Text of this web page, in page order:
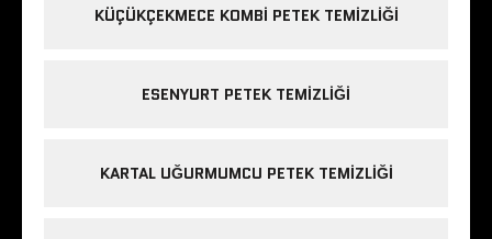
KÜÇÜKÇEKMECE KOMBI PETEK TEMIZLIĞI
ESENYURT PETEK TEMIZLIĞI
KARTAL UĞURMUMCU PETEK TEMIZLIĞI